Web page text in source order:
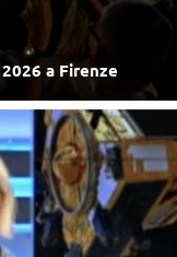
a Firenze